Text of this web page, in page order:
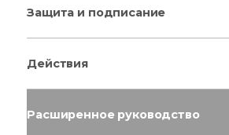
Защита и подписание
Действия
Расширенное руководство